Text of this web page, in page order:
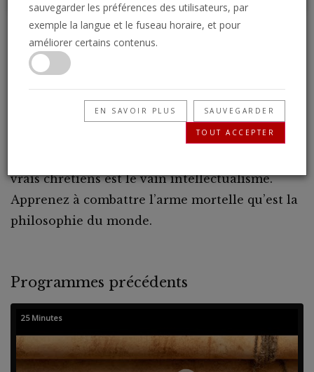
Des spécialistes de la
Bible trompeurs
27/06/2024 • 23 Minutes
La vérité de Dieu est simple. Dans ce temps de
vrais chrétiens est le vain intellectualisme.
Apprenez à combattre l’arme mortelle qu’est la
philosophie du monde.
Programmes précédents
25 Minutes
sauvegarder les préférences des utilisateurs, par
exemple la langue et le fuseau horaire, et pour
améliorer certains contenus.
EN SAVOIR PLUS SAUVEGARDER
TOUT ACCEPTER